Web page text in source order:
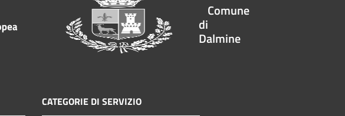
Comune
di
Dalmine
CATEGORIE DI SERVIZIO